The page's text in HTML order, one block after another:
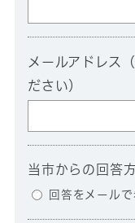
メールアドレス
ださい）
当市からの回答
回答をメールで